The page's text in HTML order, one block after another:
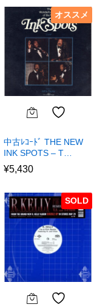
オススメ
中古ﾚｺｰﾄﾞ THE NEW
INK SPOTS – T…
¥5,430
SOLD